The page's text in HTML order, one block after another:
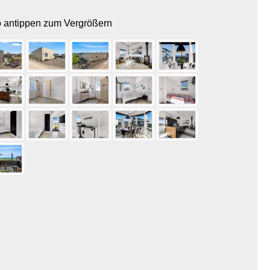
antippen zum Vergrößern